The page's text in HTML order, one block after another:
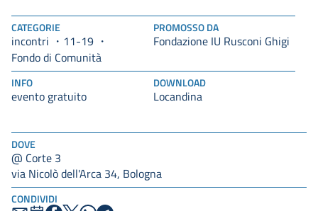
DOVE
@ Corte 3
via Nicolò dell'Arca 34, Bologna
CONDIVIDI
CATEGORIE
incontri
11-19
Fondo di Comunità
PROMOSSO DA
Fondazione IU Rusconi Ghigi
INFO
evento gratuito
DOWNLOAD
Locandina